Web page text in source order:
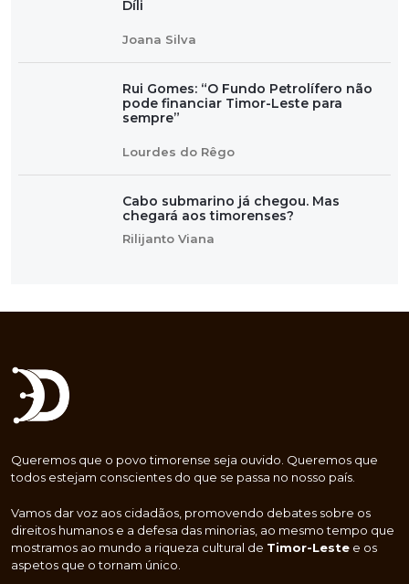
Díli
Joana Silva
Rui Gomes: “O Fundo Petrolífero não
pode financiar Timor-Leste para
sempre”
Lourdes do Rêgo
Cabo submarino já chegou. Mas
chegará aos timorenses?
Rilijanto Viana
Queremos que o povo timorense seja ouvido. Queremos que
todos estejam conscientes do que se passa no nosso país.
Vamos dar voz aos cidadãos, promovendo debates sobre os
direitos humanos e a defesa das minorias, ao mesmo tempo que
mostramos ao mundo a riqueza cultural de Timor-Leste e os
aspetos que o tornam único.